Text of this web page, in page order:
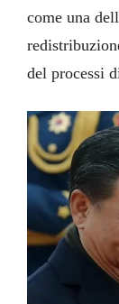
come una
del processi